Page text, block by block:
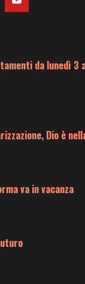
da lunedì 3
Dio è
va in vacanza